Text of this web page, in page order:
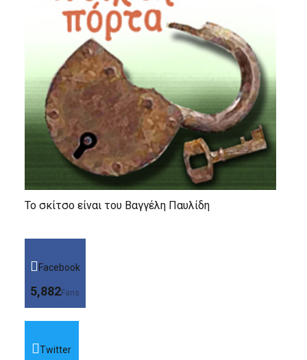
Το σκίτσο είναι του Βαγγέλη Παυλίδη
Facebook
5,882Fans
Twitter